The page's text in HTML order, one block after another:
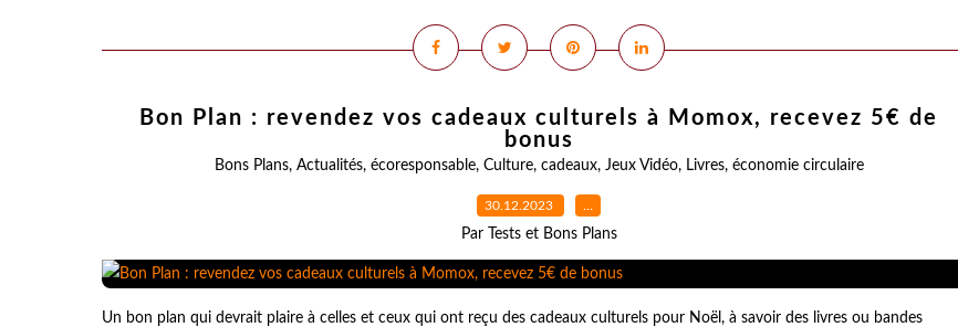
Bon Plan : revendez vos cadeaux culturels à Momox, recevez 5€ de
bonus
Bons Plans, Actualités, écoresponsable, Culture, cadeaux, Jeux Vidéo, Livres, économie circulaire
30.12.2023 …
Par Tests et Bons Plans
Un bon plan qui devrait plaire à celles et ceux qui ont reçu des cadeaux culturels pour Noël, à savoir des livres ou bandes